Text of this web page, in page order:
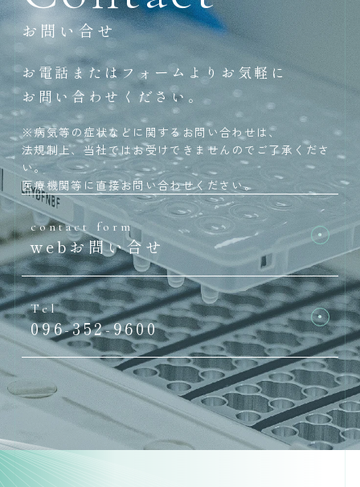
お問い合せ
お電話またはフォームよりお気軽に
お問い合わせください。
※病気等の症状などに関するお問い合わせは、
法規制上、当社ではお受けできませんのでご了承くださ
い。
医療機関等に直接お問い合わせください。
contact form
webお問い合せ
Tel
096-352-9600